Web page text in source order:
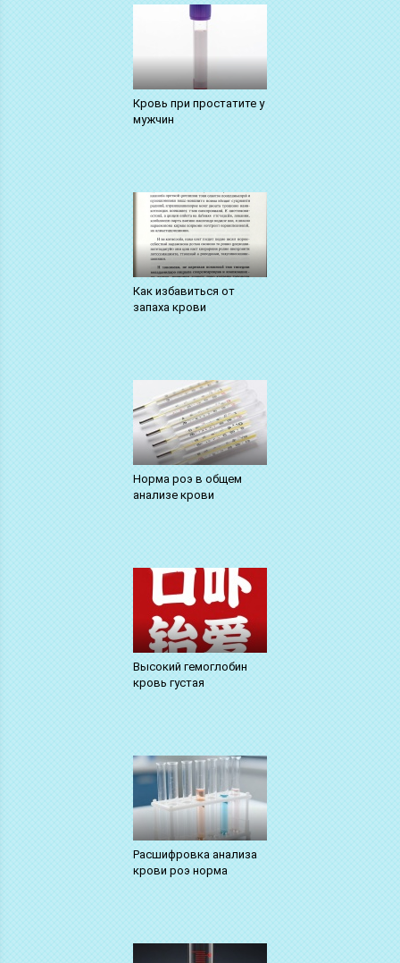
Кровь при простатите у
мужчин
Как избавиться от
запаха крови
Норма роэ в общем
анализе крови
Высокий гемоглобин
кровь густая
Расшифровка анализа
крови роэ норма